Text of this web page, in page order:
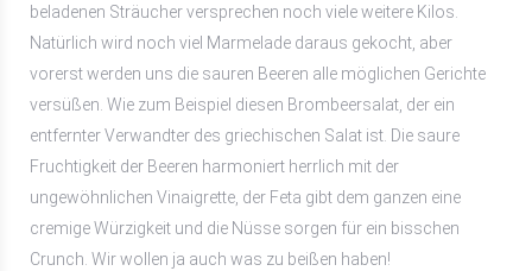
beladenen Sträucher versprechen noch viele weitere Kilos.
Natürlich wird noch viel Marmelade daraus gekocht, aber
vorerst werden uns die sauren Beeren alle möglichen Gerichte
versüßen. Wie zum Beispiel diesen Brombeersalat, der ein
entfernter Verwandter des griechischen Salat ist. Die saure
Fruchtigkeit der Beeren harmoniert herrlich mit der
ungewöhnlichen Vinaigrette, der Feta gibt dem ganzen eine
cremige Würzigkeit und die Nüsse sorgen für ein bisschen
Crunch. Wir wollen ja auch was zu beißen haben!